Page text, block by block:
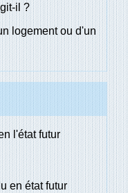
il ?
logement ou d'un
l'état futur
en état futur